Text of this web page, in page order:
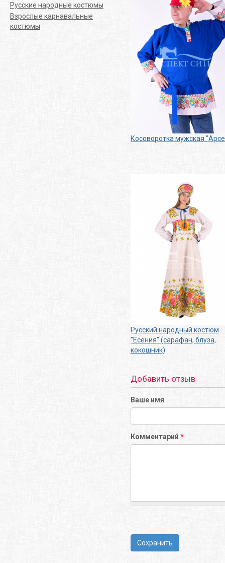
Русские народные костюмы
Взрослые карнавальные
костюмы
Косоворотка мужская
Русский народный костюм
"Есения" (сарафан, блуза,
кокошник)
Добавить отзыв
Ваше имя
Комментарий *
Сохранить